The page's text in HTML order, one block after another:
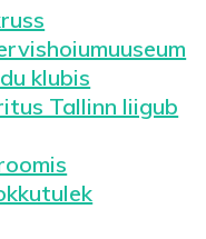
klubis
Tallinn liigub